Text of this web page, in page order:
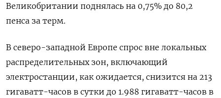
Великобритании поднялась на 0,75% до 80,2
пенса за терм.
В северо-западной Европе спрос вне локальных
распределительных зон, включающий
электростанции, как ожидается, снизится на 213
гигаватт-часов в сутки до 1.988 гигаватт-часов в